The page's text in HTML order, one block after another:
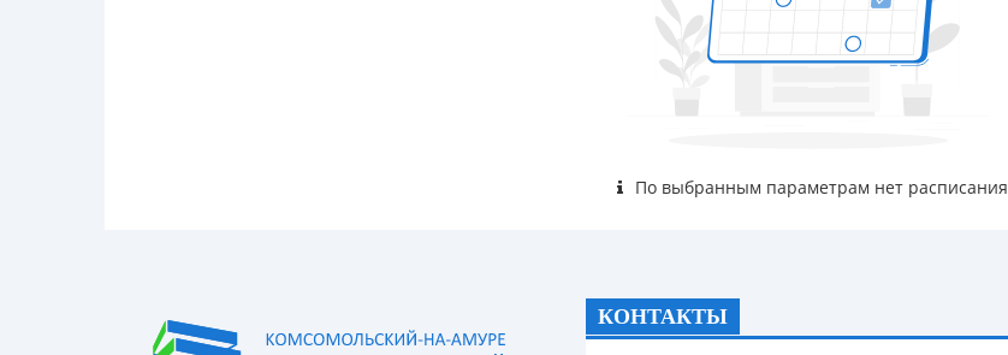
По выбранным параметрам нет расписания
КОНТАКТЫ